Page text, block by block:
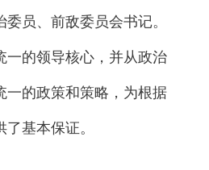
员、前敌委员会书记。
一的领导核心，并从政治
一的政策和策略，为根据
基本保证。